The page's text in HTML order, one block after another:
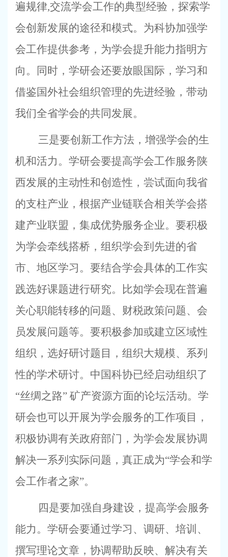
遍规律,交流学会工作的典型经验，探索学
会创新发展的途径和模式。为科协加强学
会工作提供参考，为学会提升能力指明方
向。同时，学研会还要放眼国际，学习和
借鉴国外社会组织管理的先进经验，带动
我们全省学会的共同发展。
三是要创新工作方法，增强学会的生
机和活力。学研会要提高学会工作服务陕
西发展的主动性和创造性，尝试面向我省
的支柱产业，根据产业链联合相关学会搭
建产业联盟，集成优势服务企业。要积极
为学会牵线搭桥，组织学会到先进的省
市、地区学习。要结合学会具体的工作实
践选好课题进行研究。比如学会现在普遍
关心职能转移的问题、财税政策问题、会
员发展问题等。要积极参加或建立区域性
组织，选好研讨题目，组织大规模、系列
性的学术研讨。中国科协已经启动组织了
“丝绸之路” 矿产资源方面的论坛活动。学
研会也可以开展为学会服务的工作项目，
积极协调有关政府部门，为学会发展协调
解决一系列实际问题，真正成为“学会和学
会工作者之家”。
四是要加强自身建设，提高学会服务
能力。学研会要通过学习、调研、培训、
撰写理论文章，协调帮助反映、解决有关